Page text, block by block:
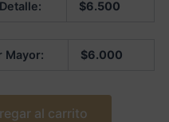
$6.500
Mayor: $6.000
al carrito